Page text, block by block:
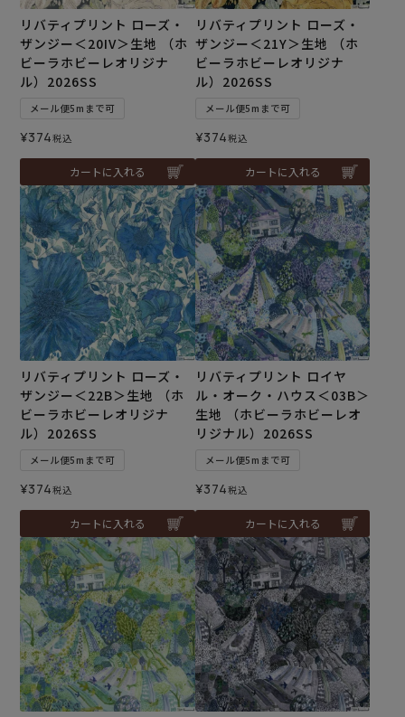
リバティプリント ローズ・
ザンジー＜20IV＞生地 （ホ
ビーラホビーレオリジナ
ル）2026SS
メール便5mまで可
¥374税込
カートに入れる
リバティプリント ローズ・
ザンジー＜21Y＞生地 （ホ
ビーラホビーレオリジナ
ル）2026SS
メール便5mまで可
¥374税込
カートに入れる
リバティプリント ローズ・
ザンジー＜22B＞生地 （ホ
ビーラホビーレオリジナ
ル）2026SS
メール便5mまで可
¥374税込
カートに入れる
リバティプリント ロイヤ
ル・オーク・ハウス＜03B＞
生地 （ホビーラホビーレオ
リジナル）2026SS
メール便5mまで可
¥374税込
カートに入れる